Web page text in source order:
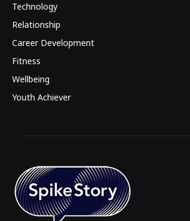
Technology
Relationship
Career Development
Fitness
Wellbeing
Youth Achiever